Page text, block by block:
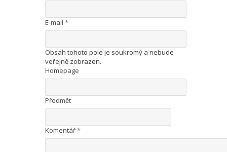
E-mail *
Obsah tohoto pole je soukromý a nebude
veřejně zobrazen.
Homepage
Předmět
Komentář*